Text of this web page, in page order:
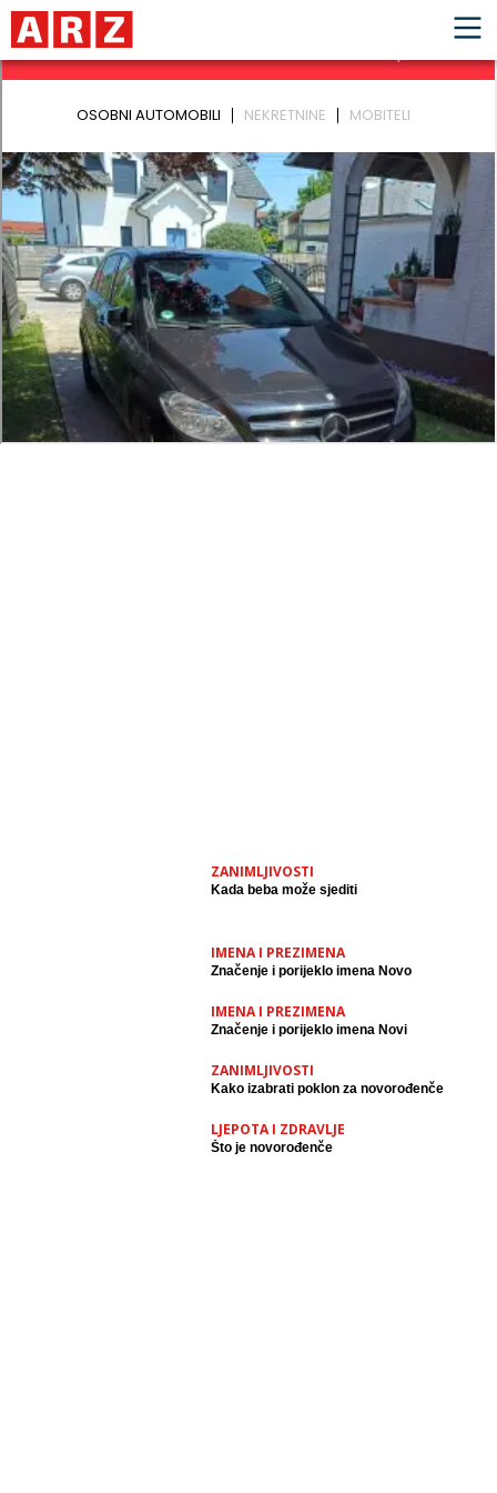
ZANIMLJIVOSTI
Kada beba može sjediti
IMENA I PREZIMENA
Značenje i porijeklo imena Novo
IMENA I PREZIMENA
Značenje i porijeklo imena Novi
ZANIMLJIVOSTI
Kako izabrati poklon za novorođenče
LJEPOTA I ZDRAVLJE
Što je novorođenče